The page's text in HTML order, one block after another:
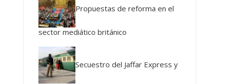
Propuestas de reforma en el
sector mediático británico
Secuestro del Jaffar Express y